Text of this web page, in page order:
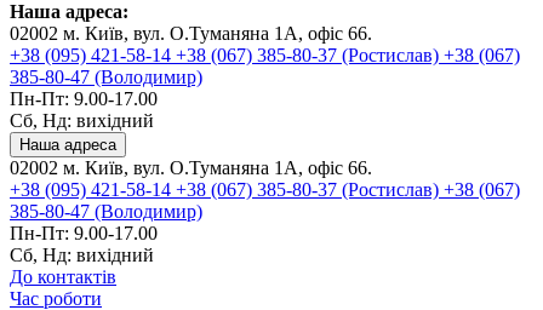
Наша адреса:
02002 м. Київ, вул. О.Туманяна 1А, офіс 66.
+38 (095) 421-58-14 +38 (067) 385-80-37 (Ростислав) +38 (067)
385-80-47 (Володимир)
Пн-Пт: 9.00-17.00
Сб, Нд: вихідний
Наша адреса
02002 м. Київ, вул. О.Туманяна 1А, офіс 66.
+38 (095) 421-58-14 +38 (067) 385-80-37 (Ростислав) +38 (067)
385-80-47 (Володимир)
Пн-Пт: 9.00-17.00
Сб, Нд: вихідний
До контактів
Час роботи